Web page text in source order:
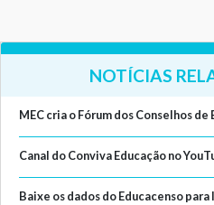
NOTÍCIAS
MEC cria o Fórum dos Conselhos de
Canal do Conviva Educação no
Baixe os dados do Educacenso